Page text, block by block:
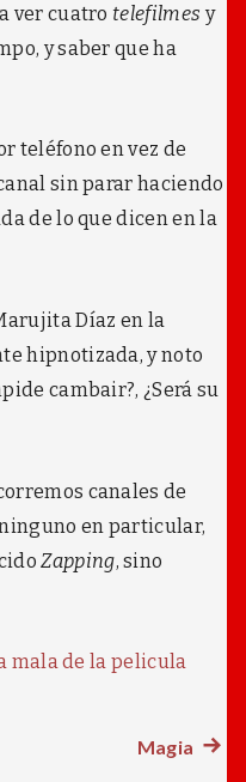
ver cuatrotelefilmes y
y saber que ha
teléfono en vez de
sin parar haciendo
de lo que dicen en la
Díaz en la
hipnotizada, y noto
cambair?, ¿Será su
canales de
en particular,
Zapping, sino
mala de la pelicula
Magia